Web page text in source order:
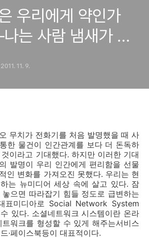
우리에게 약인가
는 사람 냄새가 그
2011. 11. 9.
무치가 전화기를 처음 발명했을 때 사
한 물건이 인간관계를 보다 더 돈독하
이라고 기대했다. 하지만 이러한 기대
발명이 우리 인간에게 편리함을 선물
인 변화를 가져오진 못했다. 우리는 현
는 뉴미디어 세상 속에 살고 있다. 잠
으면 따라잡기 힘들 정도로 급변하는
표미디아로 Social Network System
있다. 소셜네트워크 시스템이란 온라
워크를 형성할 수 있게 해주는서비스
·페이스북등이 대표적이다.